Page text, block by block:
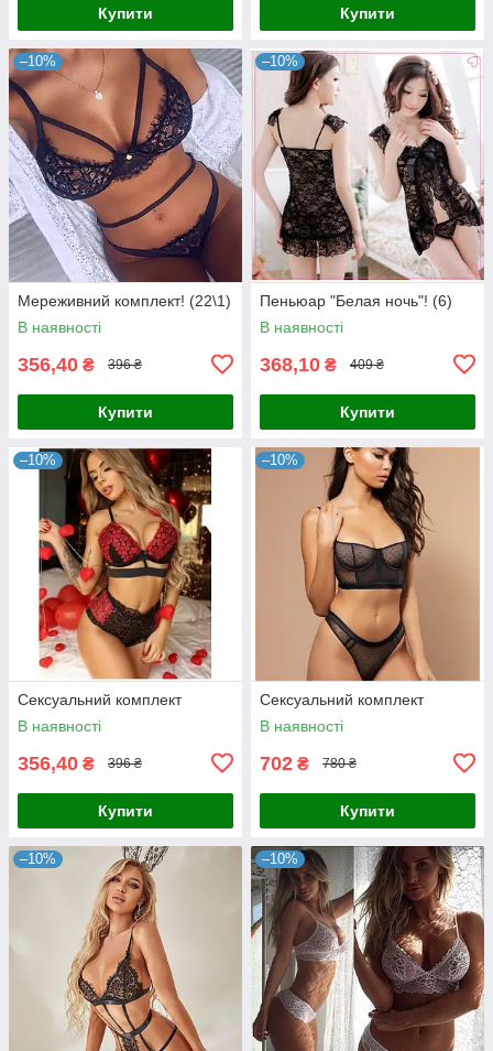
Купити Купити
–10%
Мереживний комплект! (22\1)
В наявності
356,40 ₴ 396 ₴
Купити
–10%
Пеньюар "Белая ночь"! (6)
В наявності
368,10 ₴ 409 ₴
Купити
–10%
Сексуальний комплект
В наявності
356,40 ₴ 396 ₴
Купити
–10%
Сексуальний комплект
В наявності
702 ₴ 780 ₴
Купити
–10% –10%